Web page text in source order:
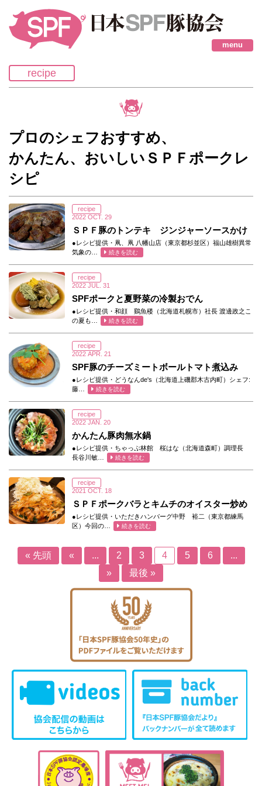
menu
recipe
プロのシェフおすすめ、
かんたん、おいしいＳＰＦポークレ
シピ
recipe
2022 OCT. 29
ＳＰＦ豚のトンテキ ジンジャーソースかけ
●レシピ提供・凧、凧 八幡山店（東京都杉並区）福山雄樹異常
気象の…
続きを読む
recipe
2022 JUL. 31
SPFポークと夏野菜の冷製おでん
●レシピ提供・和顔 鷄魚楼（北海道札幌市）社長 渡邊政之こ
の夏も…
続きを読む
recipe
2022 APR. 21
SPF豚のチーズミートボールトマト煮込み
●レシピ提供・どうなんde's（北海道上磯郡木古内町）シェフ:
藤…
続きを読む
recipe
2022 JAN. 20
かんたん豚肉無水鍋
●レシピ提供・ちゃっぷ林館 桜はな（北海道森町）調理長
長谷川敏…
続きを読む
recipe
2021 OCT. 18
ＳＰＦポークバラとキムチのオイスター炒め
●レシピ提供・いただきハンバーグ中野 裕二（東京都練馬
区）今回の…
続きを読む
« 先頭 « ... 2 3 4 5 6
...
»
最後 »